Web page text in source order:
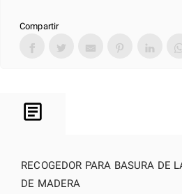
Compartir
RECOGEDOR PARA BASURA DE
DE MADERA